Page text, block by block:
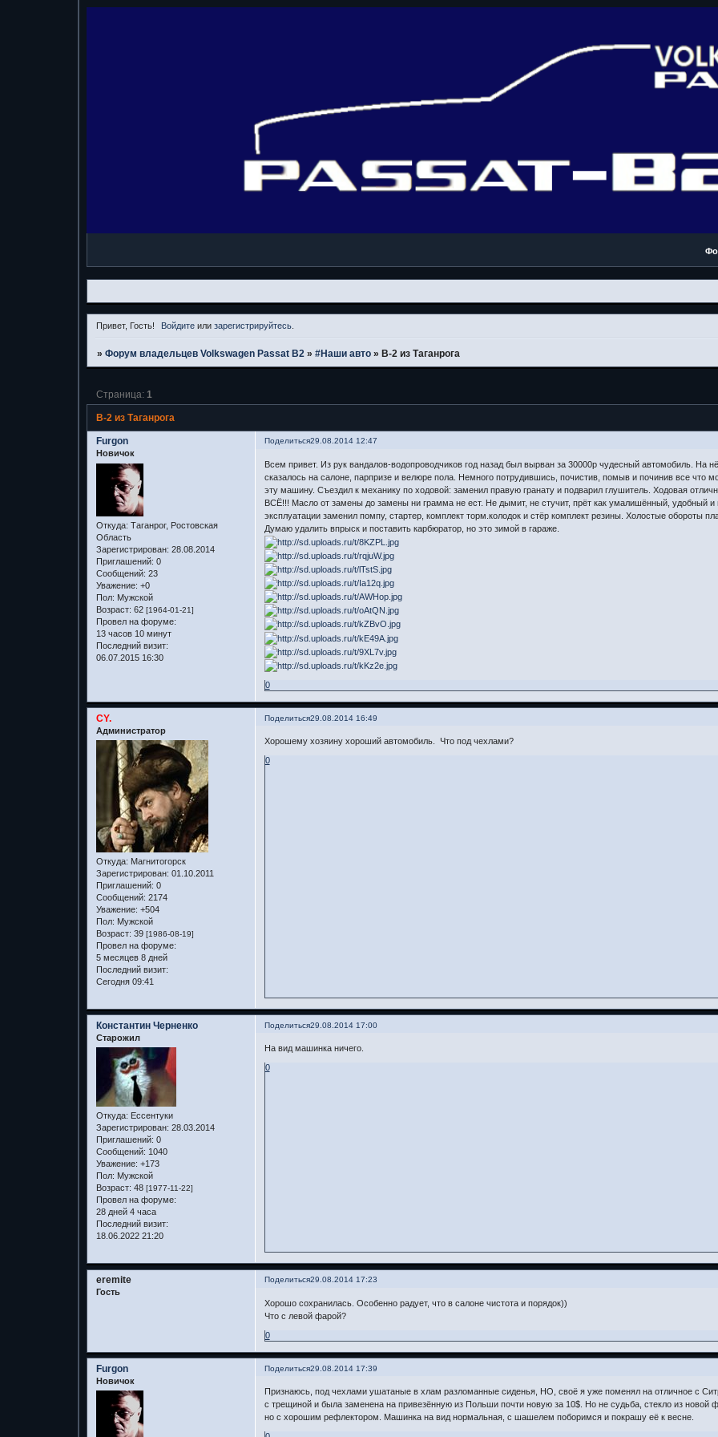
Привет, Гость! Войдите илизарегистрируйтесь.
» Форум владельцев Volkswagen Passat B2 » #Наши авто » В-2 из Таганрога
В-2 из Таганрога
Страница: 1
Поделиться29.08.2014 12:47
Furgon
Новичок
Откуда: Таганрог, Ростовская
Область
Зарегистрирован: 28.08.2014
Приглашений: 0
Сообщений: 23
Уважение: +0
Пол: Мужской
Возраст: 62 [1964-01-21]
Провел на форуме:
13 часов 10 минут
Последний визит:
06.07.2015 16:30
Всем привет. Из рук вандалов-водопроводчиков год назад был вырван за 30000р чудесный автомобиль. На
сказалось на салоне, парпризе и велюре пола. Немного потрудившись, почистив, помыв и починив все что
эту машину. Съездил к механику по ходовой: заменил правую гранату и подварил глушитель. Ходовая
ВСЁ!!! Масло от замены до замены ни грамма не ест. Не дымит, не стучит, прёт как умалишённый, удобный
эксплуатации заменил помпу, стартер, комплект торм.колодок и стёр комплект резины. Холостые обороты
Думаю удалить впрыск и поставить карбюратор, но это зимой в гараже.
0
Поделиться29.08.2014 16:49
CY.
Администратор
Откуда: Магнитогорск
Зарегистрирован: 01.10.2011
Приглашений: 0
Сообщений: 2174
Уважение: +504
Пол: Мужской
Возраст: 39 [1986-08-19]
Провел на форуме:
5 месяцев 8 дней
Последний визит:
Сегодня 09:41
Хорошему хозяину хороший автомобиль. Что под чехлами?
0
Поделиться29.08.2014 17:00
Константин Черненко
Старожил
Откуда: Ессентуки
Зарегистрирован: 28.03.2014
Приглашений: 0
Сообщений: 1040
Уважение: +173
Пол: Мужской
Возраст: 48 [1977-11-22]
Провел на форуме:
28 дней 4 часа
Последний визит:
18.06.2022 21:20
На вид машинка ничего.
0
Поделиться29.08.2014 17:23
eremite
Гость
Хорошо сохранилась. Особенно радует, что в салоне чистота и порядок))
Что с левой фарой?
0
Поделиться29.08.2014 17:39
Furgon
Новичок
Признаюсь, под чехлами ушатаные в хлам разломанные сиденья, НО, своё я уже поменял на отличное с
с трещиной и была заменена на привезённую из Польши почти новую за 10$. Но не судьба, стекло из новой
но с хорошим рефлектором. Машинка на вид нормальная, с шашелем поборимся и покрашу её к весне.